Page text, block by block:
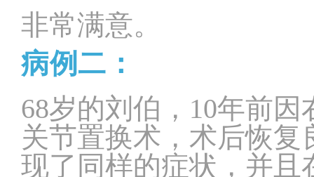
非常满意。
病例二：
68岁的刘伯，10年前
关节置换术，术后恢
现了同样的症状，并且